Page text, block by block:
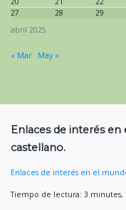
abril 2025
27
28 29
« Mar May »
Enlaces de interés
castellano.
Enlaces de interés en el
Tiempo de lectura: 3 minutes,